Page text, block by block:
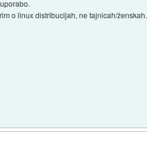
o linux distribucijah, ne tajnicah/ženskah.